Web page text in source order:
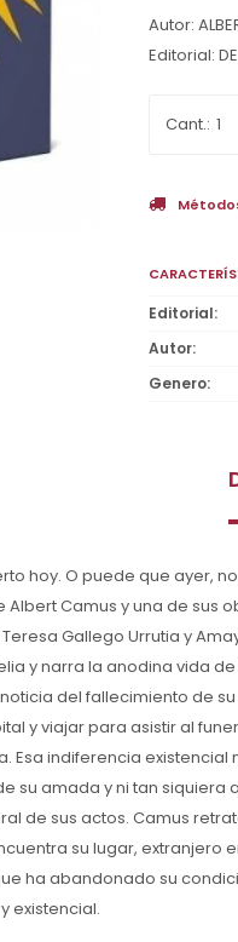
Autor:
Editorial:
1
Editorial
Autor
Genero
hoy. O puede que ayer,
Camus y una de sus
Gallego Urrutia y
y narra la anodina vida
del fallecimiento de
y viajar para asistir al
Esa indiferencia
su amada y ni tan
de sus actos. Camus
su lugar, extranjero
ha abandonado su
existencial.